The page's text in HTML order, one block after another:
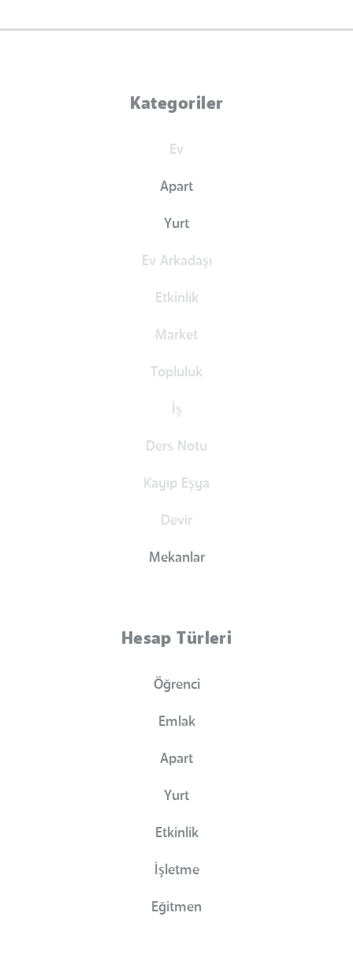
Kategoriler
Ev
Apart
Yurt
Ev Arkadaşı
Etkinlik
Market
Topluluk
İş
Ders Notu
Kayıp Eşya
Devir
Mekanlar
Hesap Türleri
Öğrenci
Emlak
Apart
Yurt
Etkinlik
İşletme
Eğitmen